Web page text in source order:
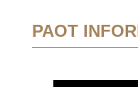
PAOT